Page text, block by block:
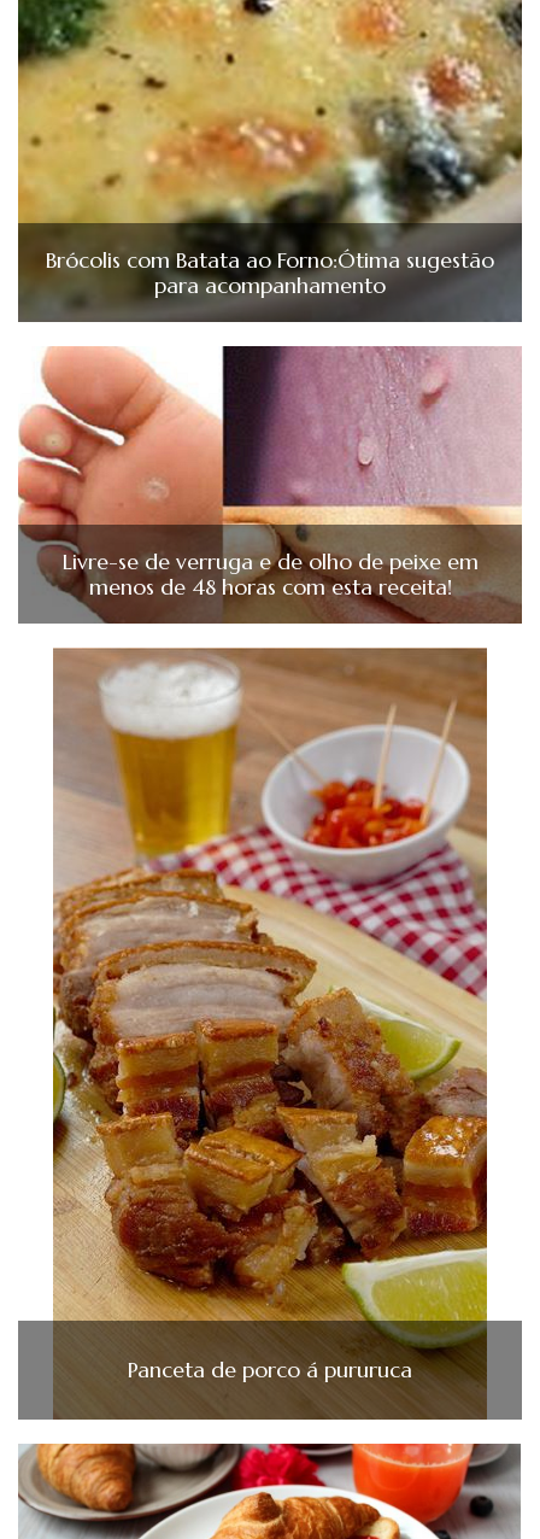
Brócolis com Batata ao Forno:Ótima sugestão
para acompanhamento
Livre-se de verruga e de olho de peixe em
menos de 48 horas com esta receita!
Panceta de porco á pururuca